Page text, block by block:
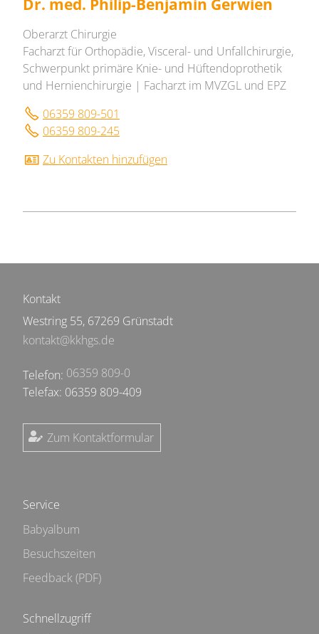
Dr. med. Philip-Benjamin Gerwien
Oberarzt Chirurgie
Facharzt für Orthopädie, Visceral- und Unfallchirurgie,
Schwerpunkt primäre Knie- und Hüftendoprothetik
und Hernienchirurgie | Facharzt im MVZGL und EPZ
06359 809-501
06359 809-245
Zu Kontakten hinzufügen
Kontakt
Westring 55, 67269 Grünstadt
kontakt@kkhgs.de
Telefon: 06359 809-0
Telefax: 06359 809-409
Zum Kontaktformular
Service
Babyalbum
Besuchszeiten
Feedback (PDF)
Schnellzugriff